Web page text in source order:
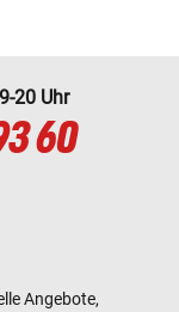
20 Uhr
60
Angebote,